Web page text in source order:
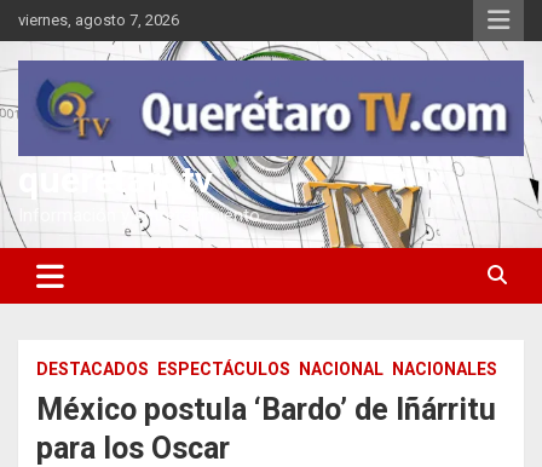
Saltar
al
contenido
viernes, agosto 7, 2026
queretarotv
Información y entretenimiento
DESTACADOS ESPECTÁCULOS NACIONAL NACIONALES
México postula ‘Bardo’ de Iñárritu
para los Oscar